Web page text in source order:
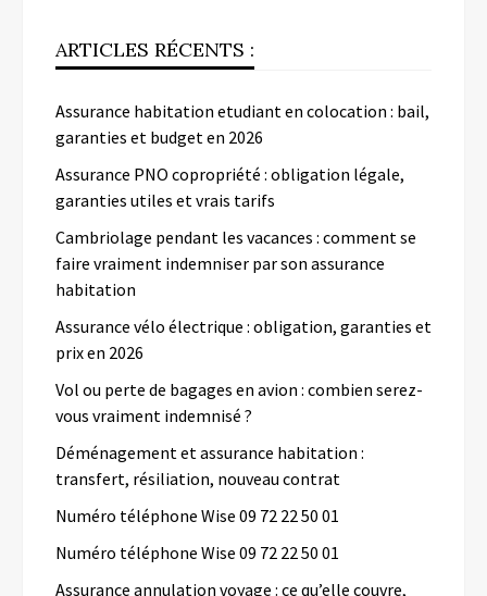
ARTICLES RÉCENTS :
Assurance habitation etudiant en colocation : bail,
garanties et budget en 2026
Assurance PNO copropriété : obligation légale,
garanties utiles et vrais tarifs
Cambriolage pendant les vacances : comment se
faire vraiment indemniser par son assurance
habitation
Assurance vélo électrique : obligation, garanties et
prix en 2026
Vol ou perte de bagages en avion : combien serez-
vous vraiment indemnisé ?
Déménagement et assurance habitation :
transfert, résiliation, nouveau contrat
Numéro téléphone Wise 09 72 22 50 01
Numéro téléphone Wise 09 72 22 50 01
Assurance annulation voyage : ce qu’elle couvre,